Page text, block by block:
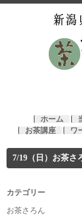
ホーム
お茶講座
ワ
7/19（日）お茶さ
カテゴリー
お茶さろん